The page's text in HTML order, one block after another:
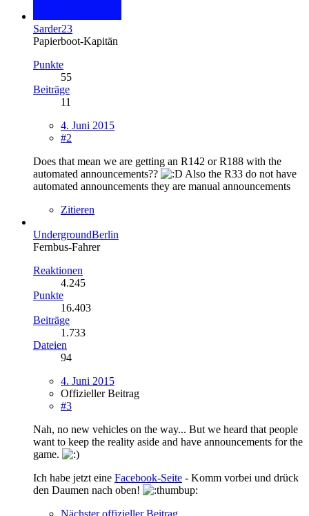
Sarder23
Papierboot-Kapitän
Punkte
55
Beiträge
11
4. Juni 2015
#2
Does that mean we are getting an R142 or R188 with the
automated announcements??
Also the R33 do not have
automated announcements they are manual announcements
Zitieren
UndergroundBerlin
Fernbus-Fahrer
Reaktionen
4.245
Punkte
16.403
Beiträge
1.733
Dateien
94
4. Juni 2015
Offizieller Beitrag
#3
Nah, no new vehicles on the way... But we heard that people
want to keep the reality aside and have announcements for the
game.
Ich habe jetzt eine Facebook-Seite - Komm vorbei und drück
den Daumen nach oben!
Nächster offizieller Beitrag